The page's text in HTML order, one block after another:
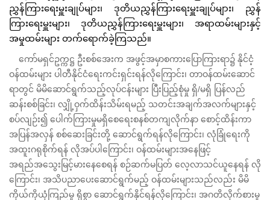
ညွှန်ကြားရေးမှူးချုပ်များ၊ ဒုတိယညွှန်ကြားရေးမှူးချုပ်များ၊ ညွှန်
ကြားရေးမှူးများ၊ ဒုတိယညွှန်ကြားရေးမှူးများ၊ အရာထမ်းများနှင့်
အမှုထမ်းများ တက်ရောက်ခဲ့ကြသည်။
ကော်မရှင်ဥက္ကဋ္ဌ ဦးစစ်အေးက အဖွင့်အမှာစကားပြောကြားရာ၌ နိုင်ငံ့
ဝန်ထမ်းများ ပါတီနိုင်ငံရေးကင်းရှင်းရန်လိုကြောင်း၊ တာဝန်ထမ်းဆောင်
ရာတွင် မိမိဆောင်ရွက်သည့်လုပ်ငန်းများ ပြီးပြည့်စုံမှု ရှိ/မရှိ ပြန်လည်
ဆန်းစစ်ခြင်း၊ လျှို့ဝှက်ထိန်းသိမ်းရမည့် သတင်းအချက်အလက်များနှင့်
စပ်လျဉ်း၍ ပေါက်ကြားမှုမရှိစေရေးစနစ်တကျလိုက်နာ စောင့်ထိန်းကာ
အပြန်အလှန် စစ်ဆေးခြင်းတို့ ဆောင်ရွက်ရန်လိုကြောင်း၊ လုံခြုံရေးကို
အထူးဂရုစိုက်ရန် လိုအပ်ပါကြောင်း၊ ဝန်ထမ်းများအနေဖြင့်
အရည်အသွေးမြင့်မားနေစေရန် စဉ်ဆက်မပြတ် လေ့လာသင်ယူနေရန် လို
ကြောင်း၊ အသိပညာပေးဆောင်ရွက်မည့် ဝန်ထမ်းများသည်လည်း မိမိ
ကိုယ်ကိုယုံကြည်မှု ရှိစွာ ဆောင်ရွက်နိုင်ရန်လိုကြောင်း၊ အဂတိလိုက်စားမှု